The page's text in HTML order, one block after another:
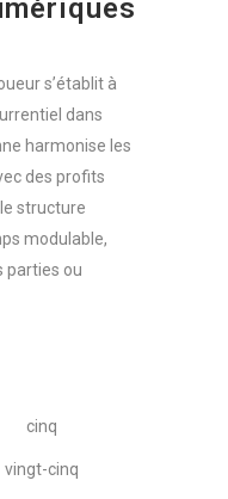
s’établit à
dans
harmonise les
des profits
structure
modulable,
parties ou
cinq
vingt-cinq